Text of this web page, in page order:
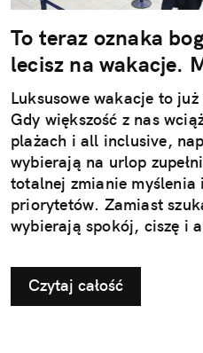
To teraz oznaka
lecisz na wakacje.
Luksusowe wakacje to
Gdy większość z nas
plażach i all inclusive,
wybierają na urlop
totalnej zmianie myślenia
priorytetów. Zamiast
wybierają spokój, ciszę i
Czytaj całość